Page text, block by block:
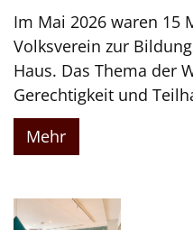
Im Mai 2026 waren 15
Volksverein zur
Haus. Das Thema der
Gerechtigkeit und
Mehr